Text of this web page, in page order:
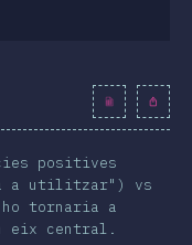
positives
a utilitzar") vs
tornaria a
eix central.